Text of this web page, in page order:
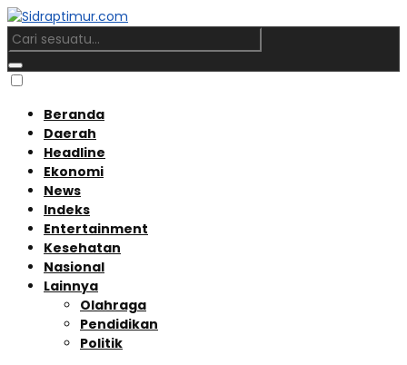
Beranda
Daerah
Headline
Ekonomi
News
Indeks
Entertainment
Kesehatan
Nasional
Lainnya
Olahraga
Pendidikan
Politik